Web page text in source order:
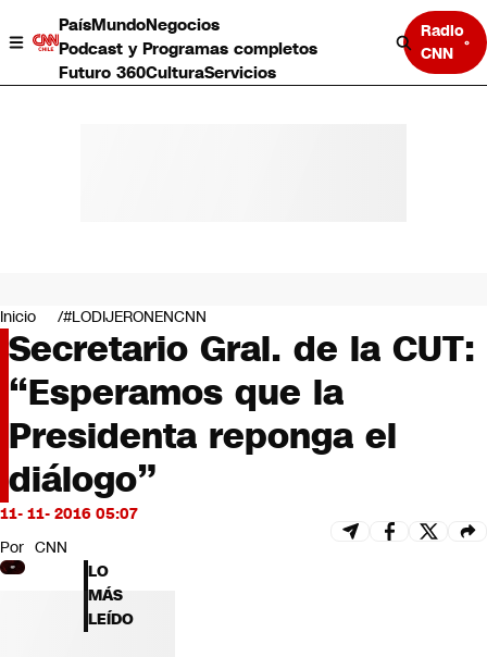
PaísMundoNegocios
Podcast y Programas completos
Futuro 360CulturaServicios
Radio
CNN
Negocios
Deportes
Programas completos
Cultura
Servicios
Bits
CNN Data
CNN tiempo
Futuro 360
Inicio #LODIJERONENCNN
Secretario Gral. de la CUT:
“Esperamos que la
Presidenta reponga el
diálogo”
11- 11- 2016 05:07
Por CNN
LO
MÁS
LEÍDO